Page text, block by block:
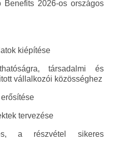
2026-os országos
kiépítése
társadalmi és
vállalkozói közösséghez
tervezése
a részvétel sikeres